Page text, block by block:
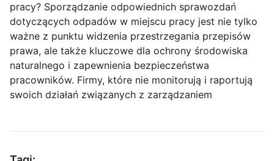
pracy? Sporządzanie odpowiednich sprawozdań
dotyczących odpadów w miejscu pracy jest nie tylko
ważne z punktu widzenia przestrzegania przepisów
prawa, ale także kluczowe dla ochrony środowiska
naturalnego i zapewnienia bezpieczeństwa
pracowników. Firmy, które nie monitorują i raportują
swoich działań związanych z zarządzaniem